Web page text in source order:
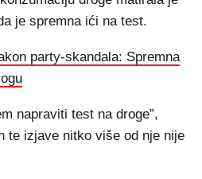
je spremna ići na test.
party-skandala: Spremna
napraviti test na droge”,
te izjave nitko više od nje nije